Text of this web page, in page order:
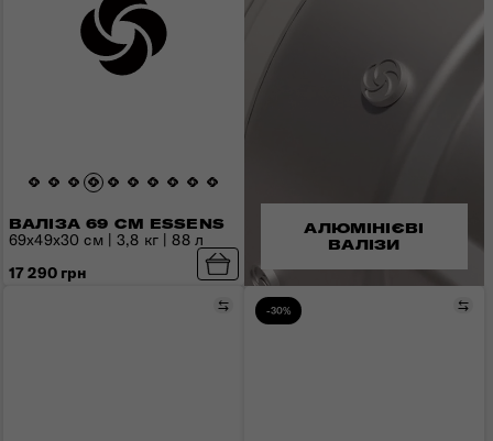
ВАЛІЗА 69 СМ ESSENS
69x49x30 см | 3,8 кг | 88 л
17 290 грн
Порівняти
-30%
АЛЮМІНІЄВІ
ВАЛІЗИ